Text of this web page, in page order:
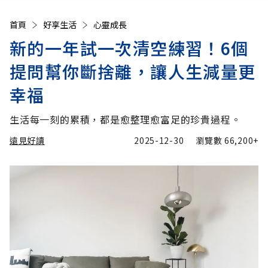
首頁 好享生活 心靈成長
新的一年試一次清空練習！6個
提問幫你斷捨離，讓人生減量更
幸福
生活每一刻的累積，都是愈整理愈富足的珍貴過程。
遠見好讀 2025-12-30 瀏覽數66,200+